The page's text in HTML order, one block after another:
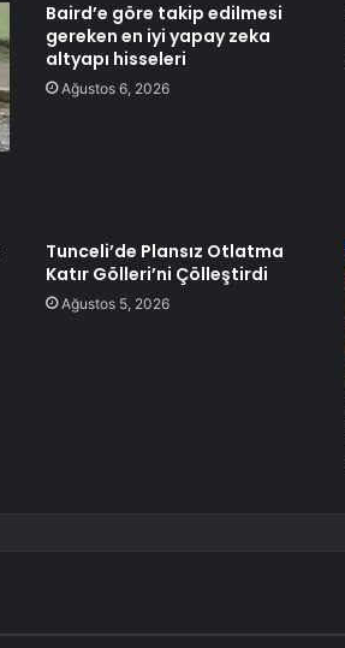
Baird’e göre takip edilmesi
gereken en iyi yapay zeka
altyapı hisseleri
Ağustos 6, 2026
Tunceli’de Plansız Otlatma
Katır Gölleri’ni Çölleştirdi
Ağustos 5, 2026